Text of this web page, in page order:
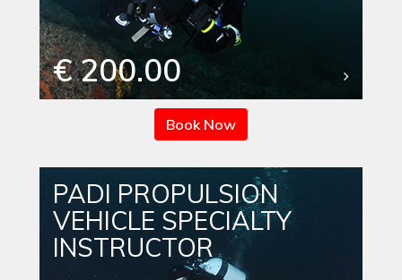
€ 200.00
Book Now
PADI PROPULSION
VEHICLE SPECIALTY
INSTRUCTOR